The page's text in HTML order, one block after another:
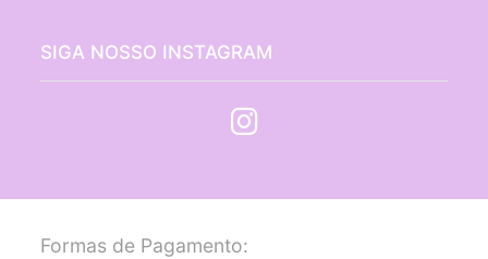
SIGA NOSSO INSTAGRAM
Formas de Pagamento: